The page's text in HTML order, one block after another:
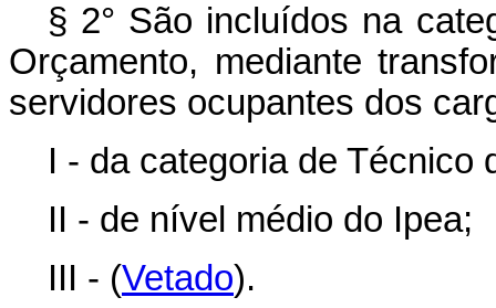
§ 2° São incluídos na
Orçamento, mediante
servidores ocupantes dos
I - da categoria de Técnico
II - de nível médio do Ipea;
III - (Vetado).